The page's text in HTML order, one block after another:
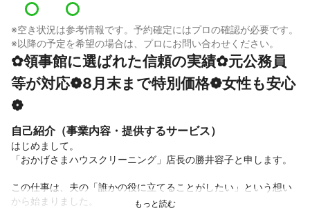
※空き状況は参考情報です。予約確定にはプロの確認が必要です。
※以降の予定を希望の場合は、プロにお問い合わせください。
✿領事館に選ばれた信頼の実績✿元公務員
等が対応❁8月末まで特別価格❁女性も安心
❁
自己紹介（事業内容・提供するサービス）
はじめまして。
「おかげさまハウスクリーニング」店長の勝井容子と申します。
この仕事は、夫の「誰かの役に立てることがしたい」という想い
から始まりました。